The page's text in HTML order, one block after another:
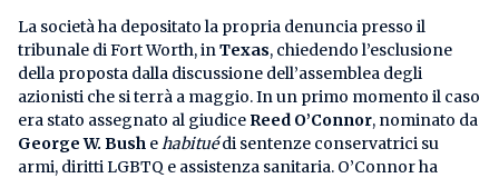
La società ha depositato la propria denuncia presso il
tribunale di Fort Worth, inTexas, chiedendo l’esclusione
della proposta dalla discussione dell’assemblea degli
azionisti che si terrà a maggio. In un primo momento il caso
era stato assegnato al giudice Reed O’Connor, nominato da
George W. Bush ehabituédi sentenze conservatrici su
armi, diritti LGBTQ e assistenza sanitaria. O’Connor ha